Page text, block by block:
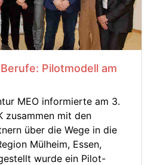
Pilotmodell am
MEO informierte am 3.
zusammen mit den
über die Wege in die
Mülheim, Essen,
wurde ein Pilot-